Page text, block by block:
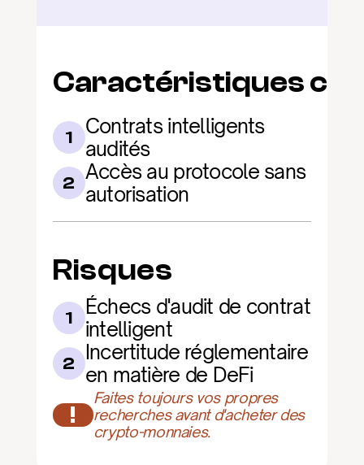
Caractéristiques
1
Contrats intelligents
audités
2 Accès au protocole sans
autorisation
Risques
1
Échecs d'audit de contrat
intelligent
2 Incertitude réglementaire
en matière de DeFi
!
Faites toujours vos propres
recherches avant d'acheter des
crypto-monnaies.